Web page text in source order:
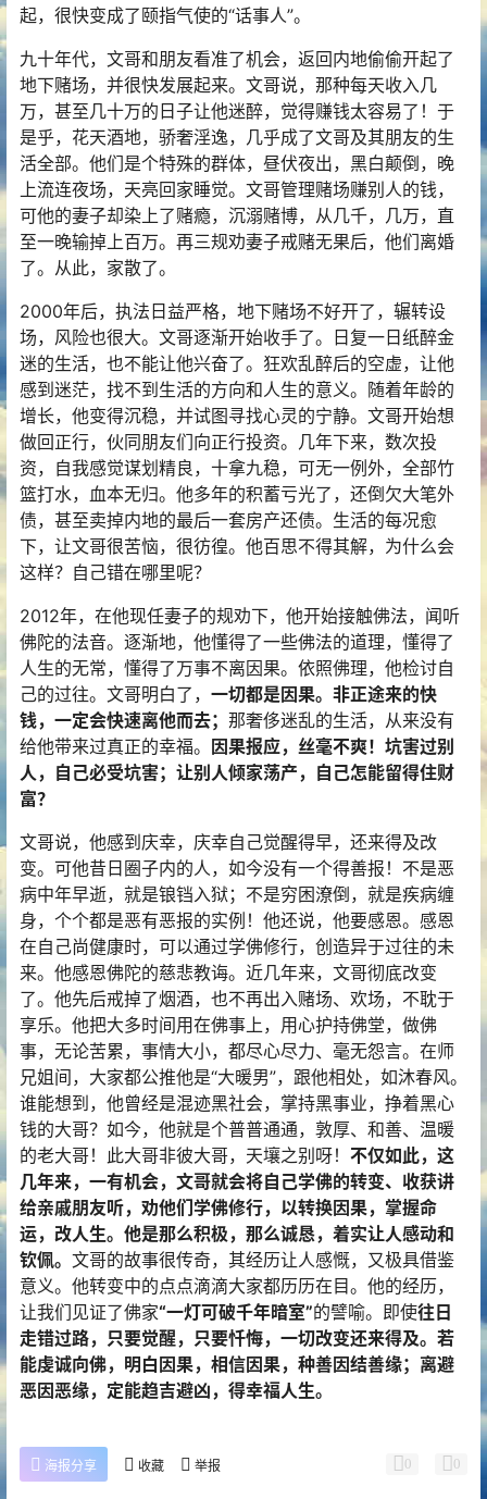
起，很快变成了颐指气使的“话事人”。
九十年代，文哥和朋友看准了机会，返回内地偷偷开起了
地下赌场，并很快发展起来。文哥说，那种每天收入几
万，甚至几十万的日子让他迷醉，觉得赚钱太容易了！于
是乎，花天酒地，骄奢淫逸，几乎成了文哥及其朋友的生
活全部。他们是个特殊的群体，昼伏夜出，黑白颠倒，晚
上流连夜场，天亮回家睡觉。文哥管理赌场赚别人的钱，
可他的妻子却染上了赌瘾，沉溺赌博，从几千，几万，直
至一晚输掉上百万。再三规劝妻子戒赌无果后，他们离婚
了。从此，家散了。
2000年后，执法日益严格，地下赌场不好开了，辗转设
场，风险也很大。文哥逐渐开始收手了。日复一日纸醉金
迷的生活，也不能让他兴奋了。狂欢乱醉后的空虚，让他
感到迷茫，找不到生活的方向和人生的意义。随着年龄的
增长，他变得沉稳，并试图寻找心灵的宁静。文哥开始想
做回正行，伙同朋友们向正行投资。几年下来，数次投
资，自我感觉谋划精良，十拿九稳，可无一例外，全部竹
篮打水，血本无归。他多年的积蓄亏光了，还倒欠大笔外
债，甚至卖掉内地的最后一套房产还债。生活的每况愈
下，让文哥很苦恼，很彷徨。他百思不得其解，为什么会
这样？自己错在哪里呢？
2012年，在他现任妻子的规劝下，他开始接触佛法，闻听
佛陀的法音。逐渐地，他懂得了一些佛法的道理，懂得了
人生的无常，懂得了万事不离因果。依照佛理，他检讨自
己的过往。文哥明白了， 一切都是因果。非正途来的快
钱，一定会快速离他而去； 那奢侈迷乱的生活，从来没有
给他带来过真正的幸福。
因果报应，丝毫不爽！坑害过别
人，自己必受坑害；让别人倾家荡产，自己怎能留得住财
富？
文哥说，他感到庆幸，庆幸自己觉醒得早，还来得及改
变。可他昔日圈子内的人，如今没有一个得善报！不是恶
病中年早逝，就是锒铛入狱；不是穷困潦倒，就是疾病缠
身，个个都是恶有恶报的实例！他还说，他要感恩。感恩
在自己尚健康时，可以通过学佛修行，创造异于过往的未
来。他感恩佛陀的慈悲教诲。近几年来，文哥彻底改变
了。他先后戒掉了烟酒，也不再出入赌场、欢场，不耽于
享乐。他把大多时间用在佛事上，用心护持佛堂，做佛
事，无论苦累，事情大小，都尽心尽力、毫无怨言。在师
兄姐间，大家都公推他是“大暖男”，跟他相处，如沐春风。
谁能想到，他曾经是混迹黑社会，掌持黑事业，挣着黑心
钱的大哥？如今，他就是个普普通通，敦厚、和善、温暖
的老大哥！此大哥非彼大哥，天壤之别呀！ 不仅如此，这
几年来，一有机会，文哥就会将自己学佛的转变、收获讲
给亲戚朋友听，劝他们学佛修行，以转换因果，掌握命
运，改人生。他是那么积极，那么诚恳，着实让人感动和
钦佩。 文哥的故事很传奇，其经历让人感慨，又极具借鉴
意义。他转变中的点点滴滴大家都历历在目。他的经历，
让我们见证了佛家“一灯可破千年暗室”的譬喻。即使往日
走错过路，只要觉醒，只要忏悔，一切改变还来得及。若
能虔诚向佛，明白因果，相信因果，种善因结善缘；离避
恶因恶缘，定能趋吉避凶，得幸福人生。
海报分享 收藏 举报 0 0